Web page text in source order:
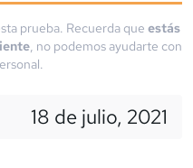
prueba. Recuerda que estás
, no podemos ayudarte con
18 de julio, 2021